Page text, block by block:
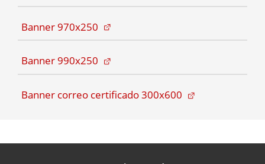
Banner 970x250 (Abre en pestaña nueva)
Banner 990x250 (Abre en pestaña nueva)
Banner correo certificado 300x600 (Abre en pestaña